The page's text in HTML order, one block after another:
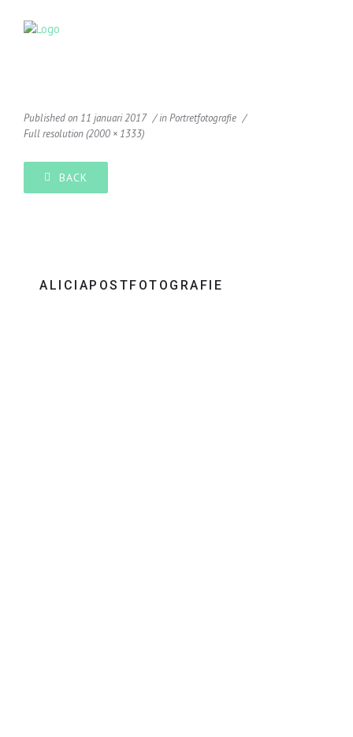
Published on 11 januari 2017 inPortretfotografie
Full resolution (2000 × 1333)
BACK
ALICIAPOSTFOTOGRAFIE